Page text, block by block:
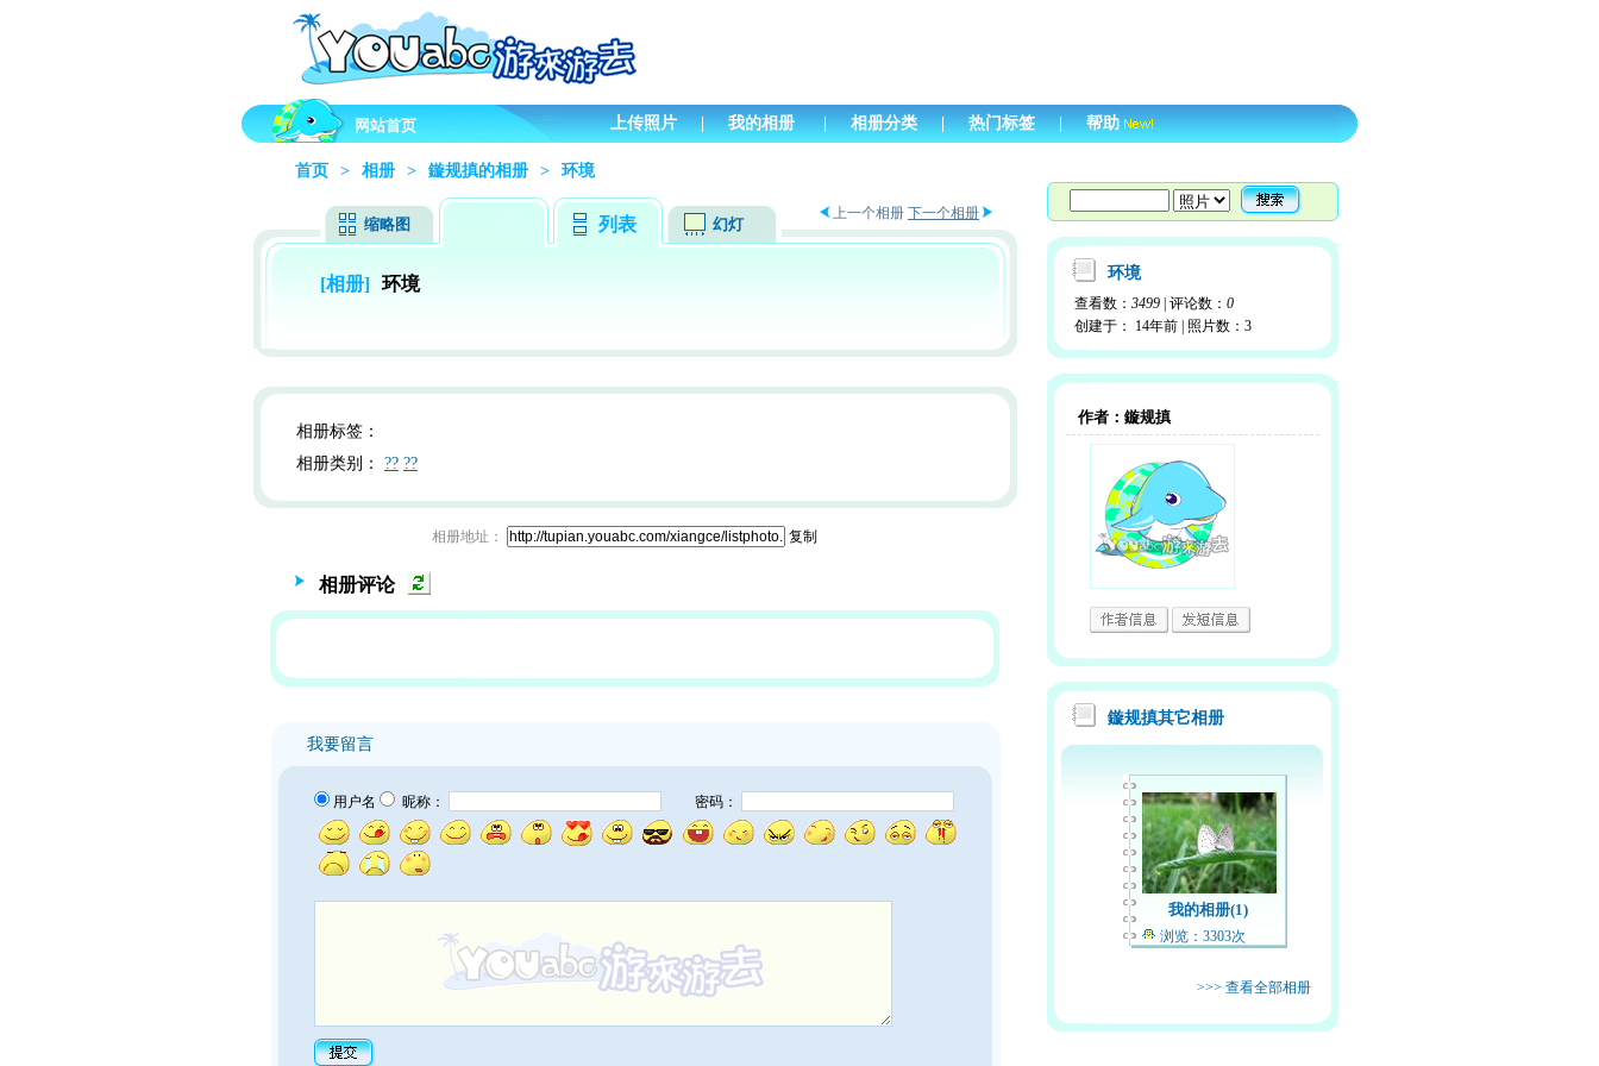
网站首页 上传照片 | 我的相册 | 相册分类 | 热门标签 | 帮助
首页 > 相册 > 鏇规搷的相册 > 环境
上一个相册 下一个相册
缩略图 列表 幻灯
[相册] 环境
相册标签：
相册类别： ?? ??
相册地址： 复制
相册评论
我要留言
用户名 昵称： 密码：
环境
查看数： 3499 | 评论数： 0
创建于： 14年前 | 照片数： 3
作者： 鏇规搷
鏇规搷其它相册
我的相册(1)
浏览：3303次
>>> 查看全部相册